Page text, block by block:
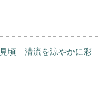
頃 清流を涼やかに彩